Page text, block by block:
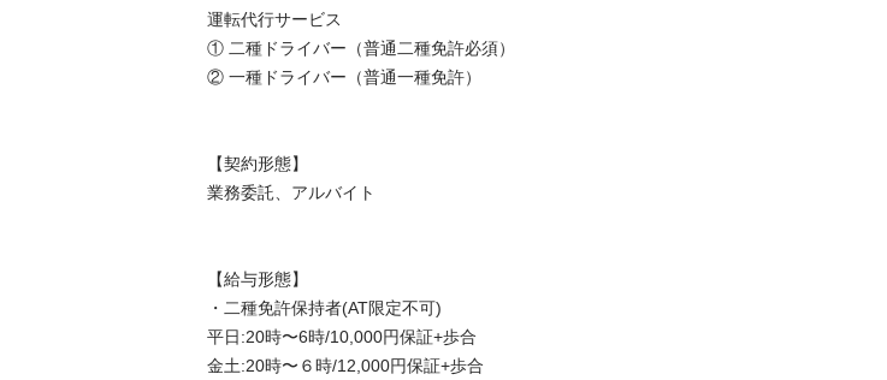
運転代行サービス
① 二種ドライバー（普通二種免許必須）
② 一種ドライバー（普通一種免許）
【契約形態】
業務委託、アルバイト
【給与形態】
・二種免許保持者(AT限定不可)
平日:20時〜6時/10,000円保証+歩合
金土:20時〜６時/12,000円保証+歩合